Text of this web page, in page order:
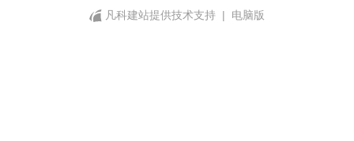
凡科建站提供技术支持
| 电脑版